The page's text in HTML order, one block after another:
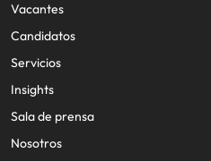
Vacantes
Candidatos
Servicios
Insights
Sala de prensa
Nosotros